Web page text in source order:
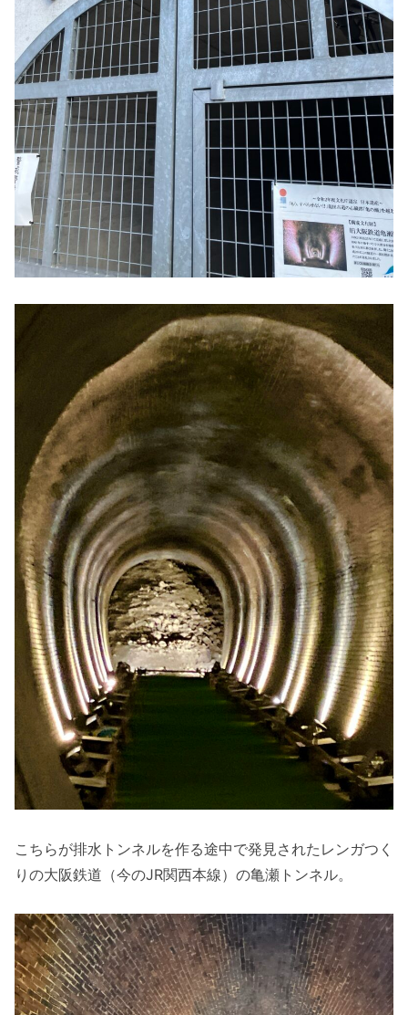
こちらが排水トンネルを作る途中で発見されたレンガつく
りの大阪鉄道（今のJR関西本線）の亀瀬トンネル。